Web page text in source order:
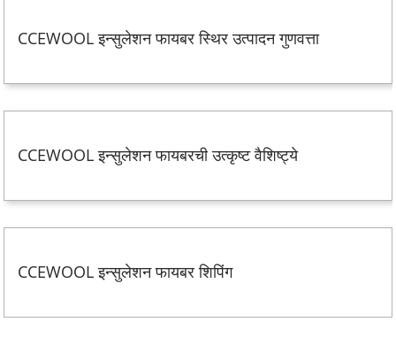
CCEWOOL इन्सुलेशन फायबर स्थिर उत्पादन गुणवत्ता
CCEWOOL इन्सुलेशन फायबरची उत्कृष्ट वैशिष्ट्ये
CCEWOOL इन्सुलेशन फायबर शिपिंग